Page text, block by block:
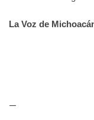
La Voz de
—